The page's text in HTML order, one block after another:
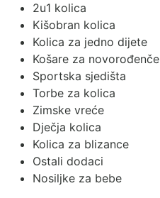
2u1 kolica
Kišobran kolica
Kolica za jedno dijete
Košare za novorođenče
Sportska sjedišta
Torbe za kolica
Zimske vreće
Dječja kolica
Kolica za blizance
Ostali dodaci
Nosiljke za bebe